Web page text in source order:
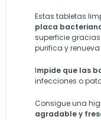
Estas tabletas
placa
superficie
purifica y
Impide que las
infecciones o
Consigue una
agradable y